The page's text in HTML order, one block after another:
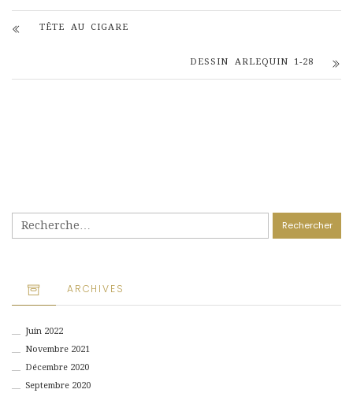
TÊTE AU CIGARE
DESSIN ARLEQUIN 1-28
Rechercher :
ARCHIVES
Juin 2022
Novembre 2021
Décembre 2020
Septembre 2020